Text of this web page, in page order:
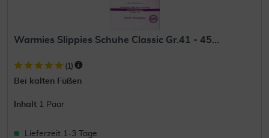
Warmies Slippies Schuhe Classic Gr.41 - 45...
(1)
Bei kalten Füßen
Inhalt 1 Paar
Lieferzeit 1-3 Tage